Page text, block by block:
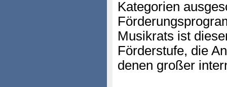
Kategorien
Musikrats ist
Förderstufe, die
denen großer